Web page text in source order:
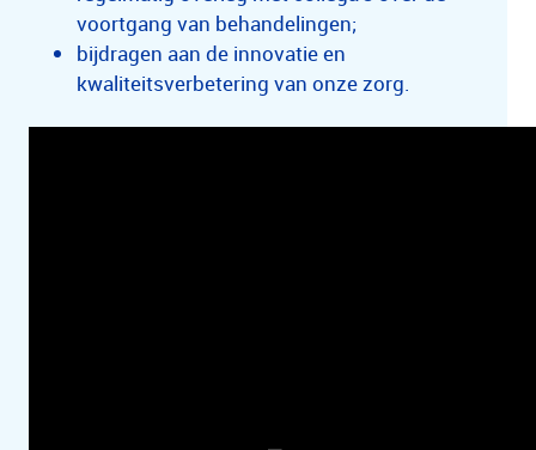
voortgang van behandelingen;
bijdragen aan de innovatie en
kwaliteitsverbetering van onze zorg.